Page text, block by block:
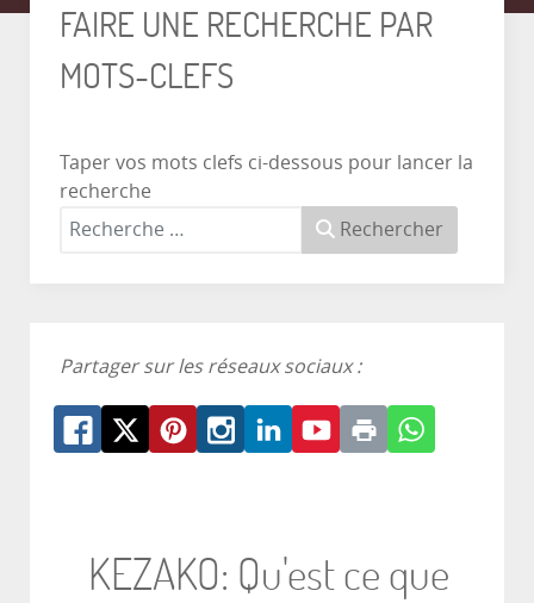
FAIRE UNE RECHERCHE PAR
MOTS-CLEFS
Taper vos mots clefs ci-dessous pour lancer la
recherche
Rechercher
Partager sur les réseaux sociaux :
KEZAKO: Qu'est ce que